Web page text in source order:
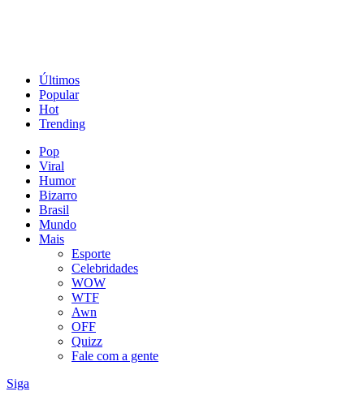
Últimos
Popular
Hot
Trending
Pop
Viral
Humor
Bizarro
Brasil
Mundo
Mais
Esporte
Celebridades
WOW
WTF
Awn
OFF
Quizz
Fale com a gente
Siga